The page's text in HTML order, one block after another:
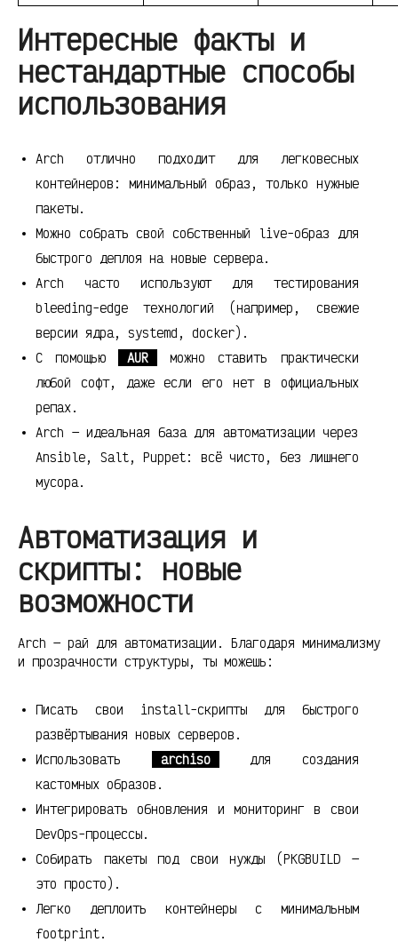
Интересные факты и
нестандартные способы
использования
Arch отлично подходит для легковесных
контейнеров: минимальный образ, только нужные
пакеты.
Можно собрать свой собственный live-образ для
быстрого деплоя на новые сервера.
Arch часто используют для тестирования
bleeding-edge технологий (например, свежие
версии ядра, systemd, docker).
С помощью
AUR
можно ставить практически
любой софт, даже если его нет в официальных
репах.
Arch — идеальная база для автоматизации через
Ansible, Salt, Puppet: всё чисто, без лишнего
мусора.
Автоматизация и
скрипты: новые
возможности
Arch — рай для автоматизации. Благодаря минимализму
и прозрачности структуры, ты можешь:
Писать свои install-скрипты для быстрого
развёртывания новых серверов.
Использовать
archiso
для создания
кастомных образов.
Интегрировать обновления и мониторинг в свои
DevOps-процессы.
Собирать пакеты под свои нужды (PKGBUILD —
это просто).
Легко деплоить контейнеры с минимальным
footprint.